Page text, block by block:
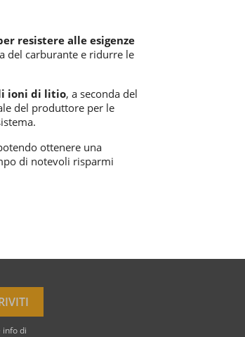
resistere alle esigenze
del carburante e ridurre le
ioni di litio, a seconda del
del produttore per le
ottenere una
di notevoli risparmi
info di